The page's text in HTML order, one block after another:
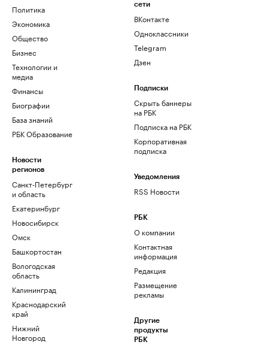
Политика
Экономика
Общество
Бизнес
Технологии и
медиа
Финансы
Биографии
База знаний
РБК Образование
Новости
регионов
Санкт-Петербург
и область
Екатеринбург
Новосибирск
Омск
Башкортостан
Вологодская
область
Калининград
Краснодарский
край
Нижний
Новгород
сети
ВКонтакте
Одноклассники
Telegram
Дзен
Подписки
Скрыть баннеры
на РБК
Подписка на РБК
Корпоративная
подписка
Уведомления
RSS Новости
РБК
О компании
Контактная
информация
Редакция
Размещение
рекламы
Другие
продукты
РБК